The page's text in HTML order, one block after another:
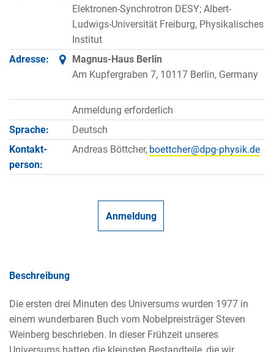
Elektronen-Synchrotron DESY; Albert-
Ludwigs-Universität Freiburg, Physikalisches
Institut
Adresse:
Magnus-Haus Berlin
Am Kupfergraben 7, 10117 Berlin, Germany
Anmeldung erforderlich
Sprache:
Deutsch
Kontakt­
person:
Andreas Böttcher,
Anmeldung
Beschreibung
Die ersten drei Minuten des Universums wurden 1977 in
einem wunderbaren Buch vom Nobelpreisträger Steven
Weinberg beschrieben. In dieser Frühzeit unseres